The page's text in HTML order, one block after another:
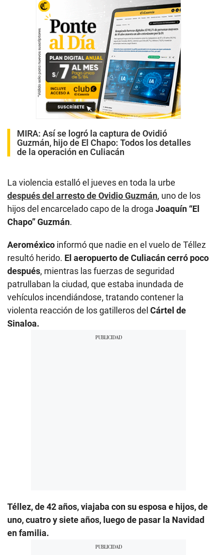
MIRA: Así se logró la captura de Ovidió
Guzmán, hijo de El Chapo: Todos los detalles
de la operación en Culiacán
La violencia estalló el jueves en toda la urbe
después del arresto de Ovidio Guzmán, uno de los
hijos del encarcelado capo de la droga Joaquín “El
Chapo” Guzmán.
Aeroméxico informó que nadie en el vuelo de Téllez
resultó herido. El aeropuerto de Culiacán cerró poco
después, mientras las fuerzas de seguridad
patrullaban la ciudad, que estaba inundada de
vehículos incendiándose, tratando contener la
violenta reacción de los gatilleros del Cártel de
Sinaloa.
Téllez, de 42 años, viajaba con su esposa e hijos, de
uno, cuatro y siete años, luego de pasar la Navidad
en familia.